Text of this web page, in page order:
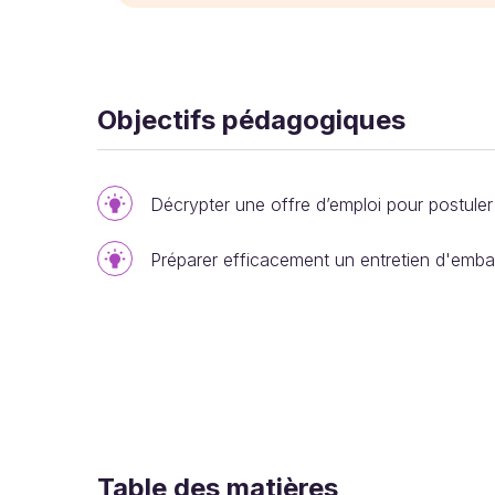
Objectifs pédagogiques
Décrypter une offre d’emploi pour postuler
Préparer efficacement un entretien
Table des matières